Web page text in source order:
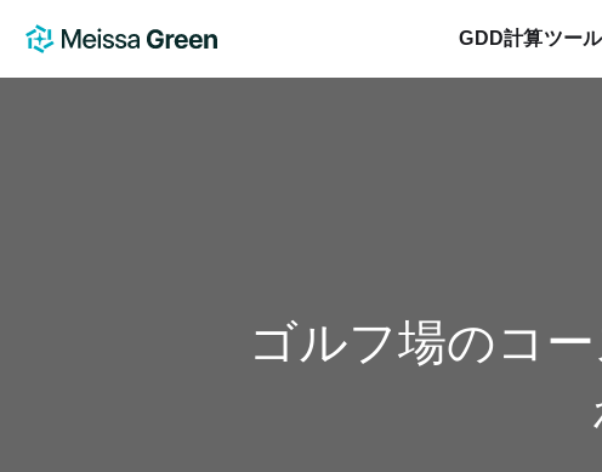
GDD計算ツール
ゴルフ場のコ